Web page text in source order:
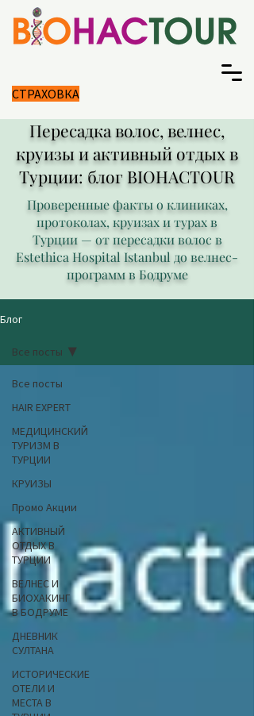
СТРАХОВКА
Пересадка волос, велнес,
круизы и активный отдых в
Турции: блог BIOHACTOUR
Проверенные факты о клиниках,
протоколах, круизах и турах в
Турции — от пересадки волос в
Estethica Hospital Istanbul до велнес-
программ в Бодруме
Блог
Все посты
HAIR EXPERT
МЕДИЦИНСКИЙ
ТУРИЗМ В
ТУРЦИИ
КРУИЗЫ
Промо Акции
АКТИВНЫЙ
ОТДЫХ В
ТУРЦИИ
ВЕЛНЕС И
БИОХАКИНГ
В БОДРУМЕ
ДНЕВНИК
СУЛТАНА
ИСТОРИЧЕСКИЕ
ОТЕЛИ И
МЕСТА В
Все посты